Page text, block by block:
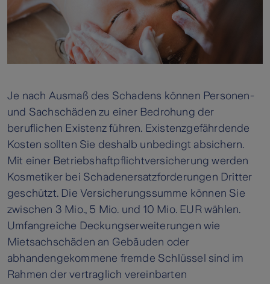
Je nach Ausmaß des Schadens können Personen-
und Sachschäden zu einer Bedrohung der
beruflichen Existenz führen. Existenzgefährdende
Kosten sollten Sie deshalb unbedingt absichern.
Mit einer Betriebshaftpflichtversicherung werden
Kosmetiker bei Schadenersatzforderungen Dritter
geschützt. Die Versicherungssumme können Sie
zwischen 3 Mio., 5 Mio. und 10 Mio. EUR wählen.
Umfangreiche Deckungserweiterungen wie
Mietsachschäden an Gebäuden oder
abhandengekommene fremde Schlüssel sind im
Rahmen der vertraglich vereinbarten